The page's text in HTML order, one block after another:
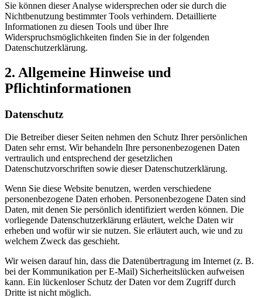
Sie können dieser Analyse widersprechen oder sie durch die
Nichtbenutzung bestimmter Tools verhindern. Detaillierte
Informationen zu diesen Tools und über Ihre
Widerspruchsmöglichkeiten finden Sie in der folgenden
Datenschutzerklärung.
2. Allgemeine Hinweise und
Pflichtinformationen
Datenschutz
Die Betreiber dieser Seiten nehmen den Schutz Ihrer persönlichen
Daten sehr ernst. Wir behandeln Ihre personenbezogenen Daten
vertraulich und entsprechend der gesetzlichen
Datenschutzvorschriften sowie dieser Datenschutzerklärung.
Wenn Sie diese Website benutzen, werden verschiedene
personenbezogene Daten erhoben. Personenbezogene Daten sind
Daten, mit denen Sie persönlich identifiziert werden können. Die
vorliegende Datenschutzerklärung erläutert, welche Daten wir
erheben und wofür wir sie nutzen. Sie erläutert auch, wie und zu
welchem Zweck das geschieht.
Wir weisen darauf hin, dass die Datenübertragung im Internet (z. B.
bei der Kommunikation per E-Mail) Sicherheitslücken aufweisen
kann. Ein lückenloser Schutz der Daten vor dem Zugriff durch
Dritte ist nicht möglich.